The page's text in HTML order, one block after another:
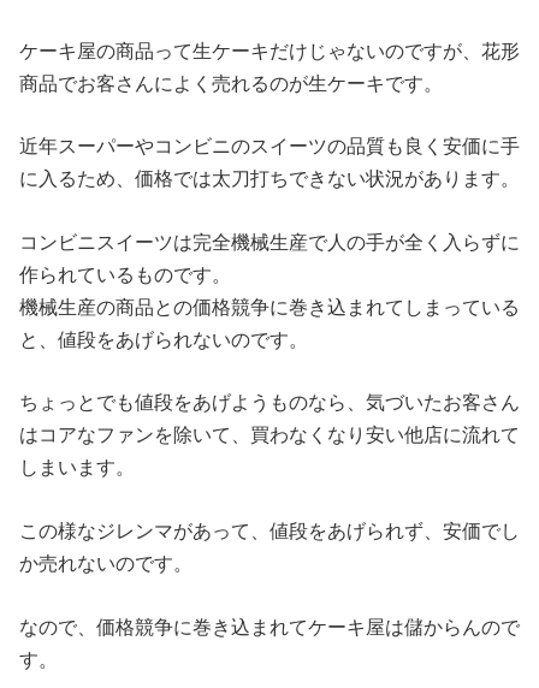
ケーキ屋の商品って生ケーキだけじゃないのですが、花形
商品でお客さんによく売れるのが生ケーキです。
近年スーパーやコンビニのスイーツの品質も良く安価に手
に入るため、価格では太刀打ちできない状況があります。
コンビニスイーツは完全機械生産で人の手が全く入らずに
作られているものです。
機械生産の商品との価格競争に巻き込まれてしまっている
と、値段をあげられないのです。
ちょっとでも値段をあげようものなら、気づいたお客さん
はコアなファンを除いて、買わなくなり安い他店に流れて
しまいます。
この様なジレンマがあって、値段をあげられず、安価でし
か売れないのです。
なので、価格競争に巻き込まれてケーキ屋は儲からんので
す。